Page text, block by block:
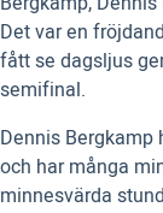
Det var en
fått se dagsljus
semifinal.
Dennis
och har många
minnesvärda